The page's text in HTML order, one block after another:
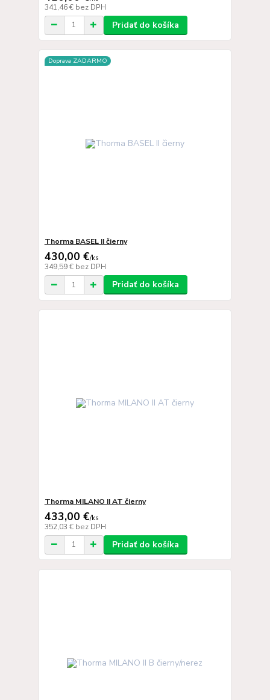
341,46 € bez DPH
Pridať do košíka
Doprava ZADARMO
Thorma BASEL II čierny
430,00 €/ks
349,59 € bez DPH
Pridať do košíka
Thorma MILANO II AT čierny
433,00 €/ks
352,03 € bez DPH
Pridať do košíka